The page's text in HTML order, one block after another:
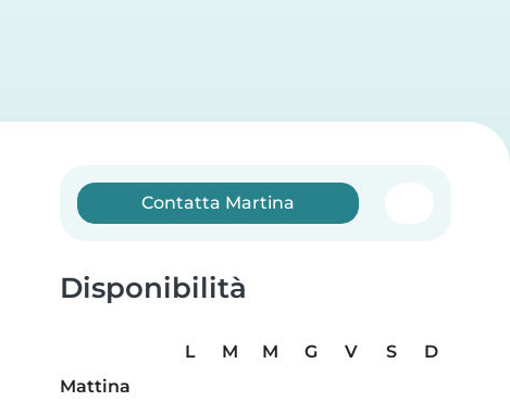
Contatta Martina
Disponibilità
L M M G V S
D
Mattina